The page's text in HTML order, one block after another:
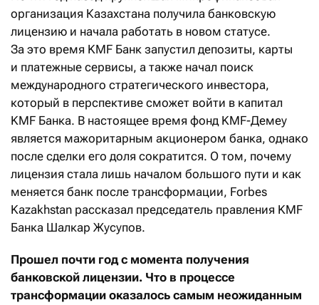
организация Казахстана получила банковскую
лицензию и начала работать в новом статусе.
За это время KMF Банк запустил депозиты, карты
и платежные сервисы, а также начал поиск
международного стратегического инвестора,
который в перспективе сможет войти в капитал
KMF Банка. В настоящее время фонд KMF-Демеу
является мажоритарным акционером банка, однако
после сделки его доля сократится. О том, почему
лицензия стала лишь началом большого пути и как
меняется банк после трансформации, Forbes
Kazakhstan рассказал председатель правления KMF
Банка Шалкар Жусупов.
Прошел почти год с момента получения
банковской лицензии. Что в процессе
трансформации оказалось самым неожиданным